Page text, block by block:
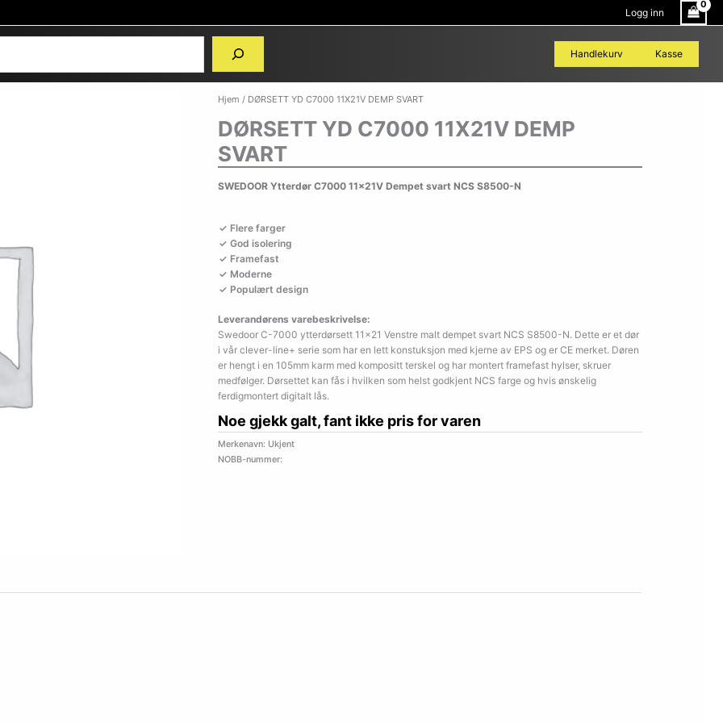
Logg inn
Handlekurv
Kasse
Hjem / DØRSETT YD C7000 11X21V DEMP SVART
DØRSETT YD C7000 11X21V DEMP
SVART
SWEDOOR Ytterdør C7000 11x21V Dempet svart NCS S8500-N
Flere farger
God isolering
Framefast
Moderne
Populært design
Leverandørens varebeskrivelse:
Swedoor C-7000 ytterdørsett 11×21 Venstre malt dempet svart NCS S8500-N. Dette er et dør
i vår clever-line+ serie som har en lett konstuksjon med kjerne av EPS og er CE merket. Døren
er hengt i en 105mm karm med kompositt terskel og har montert framefast hylser, skruer
medfølger. Dørsettet kan fås i hvilken som helst godkjent NCS farge og hvis ønskelig
ferdigmontert digitalt lås.
Noe gjekk galt, fant ikke pris for varen
Merkenavn: Ukjent
NOBB-nummer: